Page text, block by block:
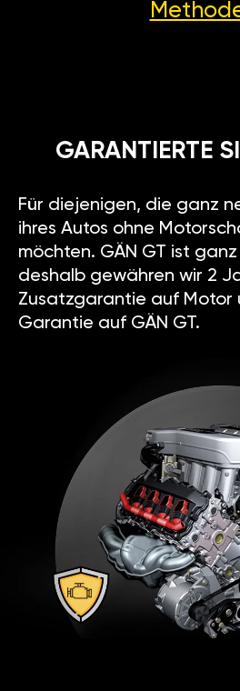
GARANTIERTE
Für diejenigen, die ganz
ihres Autos ohne
möchten. GÄN GT ist
deshalb gewähren wir 2
Zusatzgarantie auf Motor
Garantie auf GÄN GT.